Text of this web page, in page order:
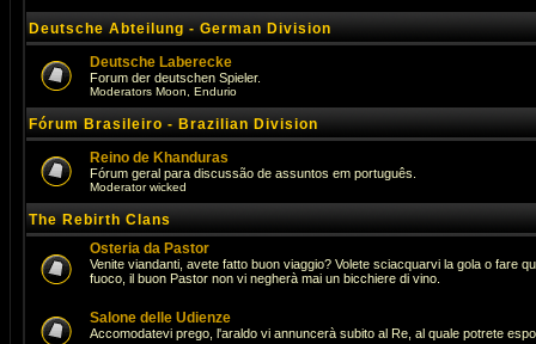
Deutsche Abteilung - German Division
Deutsche Laberecke
Forum der deutschen Spieler.
Moderators Moon Endurio
Fórum Brasileiro - Brazilian Division
Reino de Khanduras
Fórum geral para discussão de assuntos em português.
Moderatorwicked
The Rebirth Clans
Osteria da Pastor
Venite viandanti, avete fatto buon viaggio? Volete sciacquarvi la gola o fare
fuoco, il buon Pastor non vi negherà mai un bicchiere di vino.
Salone delle Udienze
Accomodatevi prego, l'araldo vi annuncerà subito al Re, al quale potrete